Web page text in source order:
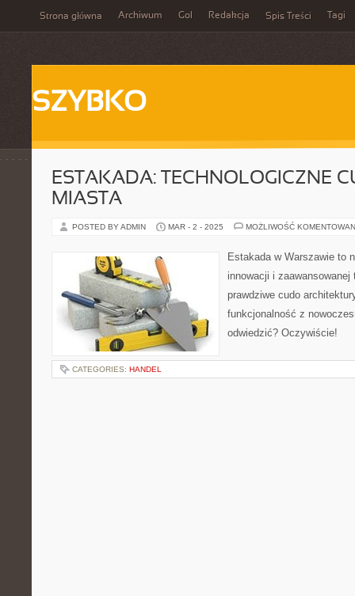
Strona główna Archiwum Gol Redakcja Spis Treści Tagi
SZYBKO
ESTAKADA: TECHNOLOGICZNE
MIASTA
POSTED BY ADMIN MAR - 2 - 2025 MOŻLIWOŚĆ
Estakada w Warszawie to
innowacji i
prawdziwe cudo
funkcjonalność z
odwiedzić? Oczywiście!
CATEGORIES: HANDEL